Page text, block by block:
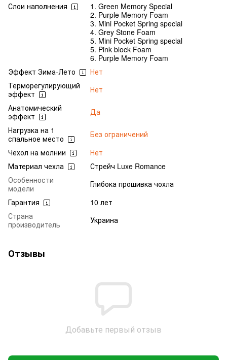
Слои наполнения
1. Green Memory Special
2. Purple Memory Foam
3. Mini Pocket Spring special
4. Grey Stone Foam
5. Mini Pocket Spring special
5. Pink block Foam
6. Purple Memory Foam
Эффект Зима-Лето
Нет
Терморегулирующий
эффект
Нет
Анатомический
эффект
Да
Нагрузка на 1
спальное место
Без ограничений
Чехол на молнии
Нет
Материал чехла
Стрейч Luxe Romance
Особенности
модели
Глибока прошивка чохла
Гарантия
10 лет
Страна
производитель
Украина
Отзывы
Добавьте первый отзыв